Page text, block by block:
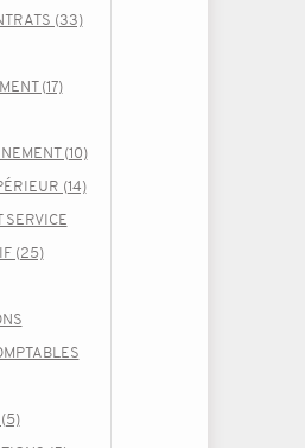
(33)
(17)
(10)
(14)
SERVICE
(25)